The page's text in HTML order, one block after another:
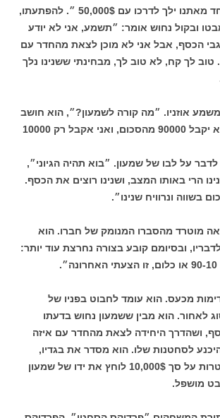
החצי השני, וכל אחד מאתנו ילך לדרכו עם 50,000$ ״. להפתעתו,
ובקול נחוש אומר: ״תשמע, אני לא יודע
הכסף, אבל אני לא מוכן לצאת מהחדר עם
מ 90,000$- . טוב לך קח, לא טוב לך, מבחינתי ששנינו נלך
אוזניו. ״מה קורה לשמעון?״, הוא חושב
לעצמו. ״למה שהוא יקבל 90000 מהסכום, ואני אקבל רק 10000
על לבו של שמעון. ״בוא תהיה הגיוני״,
הרי באותו המצב, ושנינו רוצים את הכסף.
בשווה ונרוויח שנינו״.
מוטרד מהסברו המנומק של חברו. הוא
ובסיומם קובע בצורה נחרצת עוד יותר:
מכעס. הוא עומד לחבוט בפניו של
לאחור. הוא מבין ששמעון נחוש בדעתו
ושהדרך היחידה לצאת מהחדר עם איזה
לסחטנות שלו. הוא מסדר את בגדיו,
שולף מהמזוודה שטרות על סך 10,000$ לוחץ את ידו של שמעון
מושפל.